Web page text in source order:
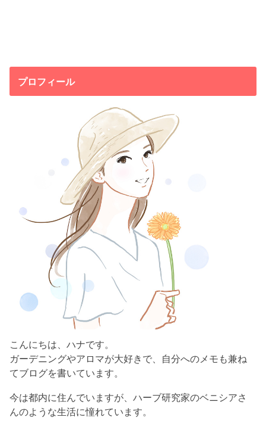
プロフィール
こんにちは、ハナです。
ガーデニングやアロマが大好きで、自分へのメモも兼ね
てブログを書いています。
今は都内に住んでいますが、ハーブ研究家のベニシアさ
んのような生活に憧れています。